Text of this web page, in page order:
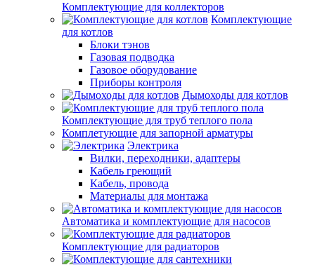
Комплектующие для коллекторов
Комплектующие
для котлов
Блоки тэнов
Газовая подводка
Газовое оборудование
Приборы контроля
Дымоходы для котлов
Комплектующие для труб теплого пола
Комплетующие для запорной арматуры
Электрика
Вилки, переходники, адаптеры
Кабель греющий
Кабель, провода
Материалы для монтажа
Автоматика и комплектующие для насосов
Комплектующие для радиаторов